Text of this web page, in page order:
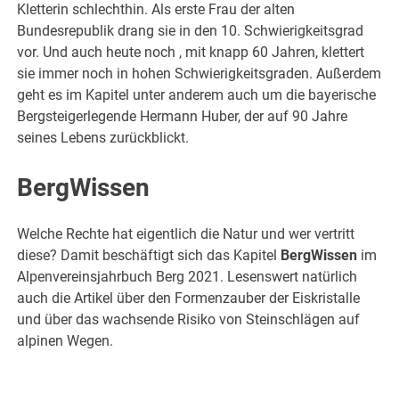
Kletterin schlechthin. Als erste Frau der alten
Bundesrepublik drang sie in den 10. Schwierigkeitsgrad
vor. Und auch heute noch , mit knapp 60 Jahren, klettert
sie immer noch in hohen Schwierigkeitsgraden. Außerdem
geht es im Kapitel unter anderem auch um die bayerische
Bergsteigerlegende Hermann Huber, der auf 90 Jahre
seines Lebens zurückblickt.
BergWissen
Welche Rechte hat eigentlich die Natur und wer vertritt
diese? Damit beschäftigt sich das Kapitel BergWissen im
Alpenvereinsjahrbuch Berg 2021. Lesenswert natürlich
auch die Artikel über den Formenzauber der Eiskristalle
und über das wachsende Risiko von Steinschlägen auf
alpinen Wegen.